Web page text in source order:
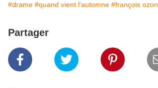
#drame #quand vient l'automne #françois ozon
Partager